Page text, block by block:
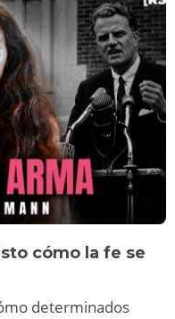
cómo la fe se
determinados